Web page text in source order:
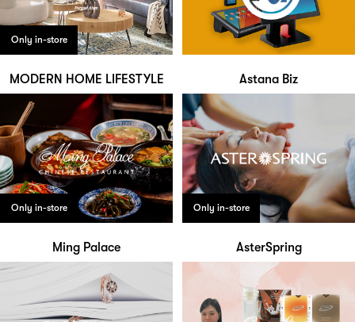
Only in-store
MODERN HOME LIFESTYLE Astana Biz
Only in-store
Ming Palace
Only in-store
AsterSpring